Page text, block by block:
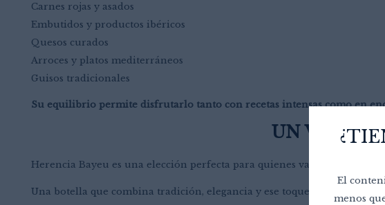
Carnes rojas y asados
Embutidos y productos ibéricos
Quesos curados
Arroces y platos mediterráneos
Guisos tradicionales
Su equilibrio permite disfrutarlo tanto con recetas intensas como en
UN VINO
Herencia Bayeu es una elección perfecta para quienes valoran los
Una botella que combina tradición, elegancia y ese toque de
El
menos